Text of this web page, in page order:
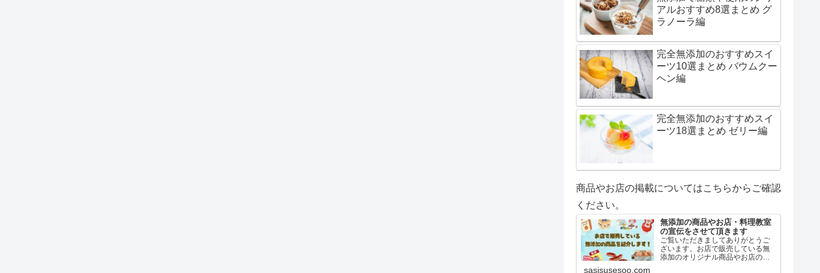
アルおすすめ8選まとめ グ
ラノーラ編
完全無添加のおすすめスイ
ーツ10選まとめ バウムクー
ヘン編
完全無添加のおすすめスイ
ーツ18選まとめ ゼリー編
商品やお店の掲載についてはこちらからご確認
ください。
無添加の商品やお店・料理教室
の宣伝をさせて頂きます
ご覧いただきましてありがとうご
ざいます。お店で販売している無
添加のオリジナル商品やお店の紹
sasisusesoo.com